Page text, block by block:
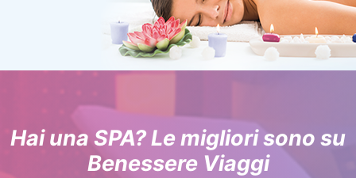
Hai una SPA? Le migliori sono su
Benessere Viaggi